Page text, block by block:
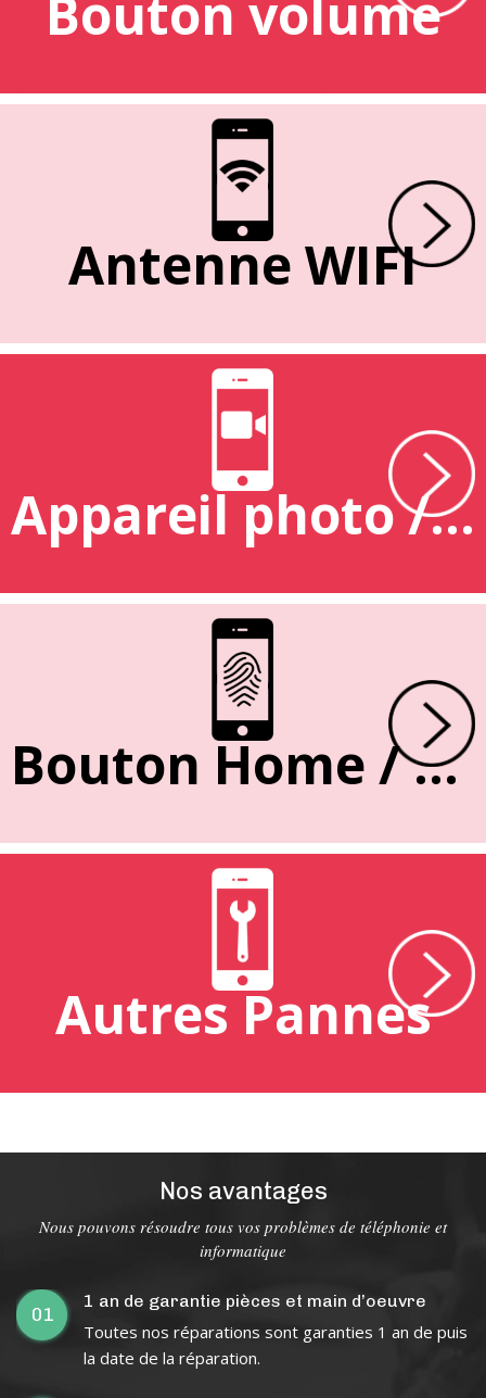
Bouton volume
Antenne WIFI
Appareil photo / caméra
Bouton Home / Empreinte
Autres Pannes
Nos avantages
Nous pouvons résoudre tous vos problèmes de téléphonie et
informatique
01
1 an de garantie pièces et main d’oeuvre
Toutes nos réparations sont garanties 1 an de puis
la date de la réparation.